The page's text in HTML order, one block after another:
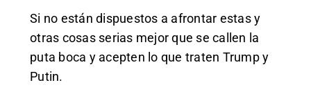
Si no están dispuestos a afrontar estas y
otras cosas serias mejor que se callen la
puta boca y acepten lo que traten Trump y
Putin.